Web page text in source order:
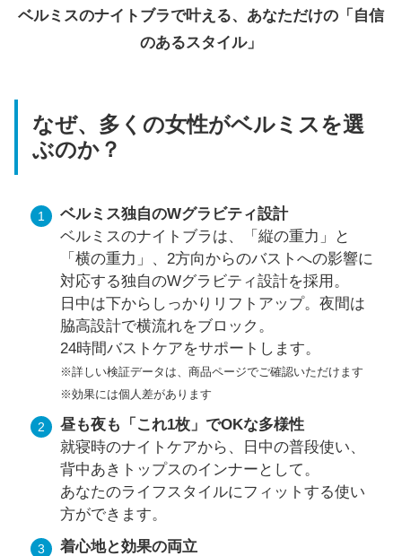
ベルミスのナイトブラで叶える、あなただけの「自信
のあるスタイル」
なぜ、多くの女性がベルミスを選
ぶのか？
ベルミス独自のWグラビティ設計
ベルミスのナイトブラは、「縦の重力」と
「横の重力」、2方向からのバストへの影響に
対応する独自のWグラビティ設計を採用。
日中は下からしっかりリフトアップ。夜間は
脇高設計で横流れをブロック。
24時間バストケアをサポートします。
※詳しい検証データは、商品ページでご確認いただけます
※効果には個人差があります
昼も夜も「これ1枚」でOKな多様性
就寝時のナイトケアから、日中の普段使い、
背中あきトップスのインナーとして。
あなたのライフスタイルにフィットする使い
方ができます。
着心地と効果の両立